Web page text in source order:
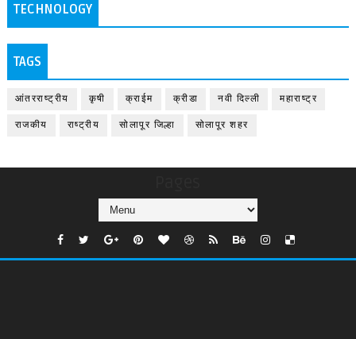
TECHNOLOGY
TAGS
आंतरराष्ट्रीय कृषी क्राईम क्रीडा नवी दिल्ली महाराष्ट्र
राजकीय राष्ट्रीय सोलापूर जिल्हा सोलापूर शहर